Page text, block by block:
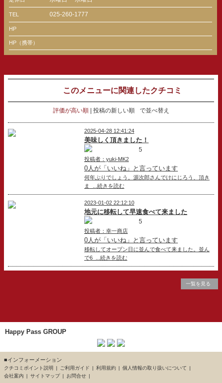
TEL 025-260-1777
HP
HP（携帯）
このメニューに関連したクチコミ
評価が高い順 投稿の新しい順 で並べ替え
2025-04-28 12:41:24
美味しく頂きました！
5
投稿者：yuki-MK2
0人が「いいね」と言っています
何年ぶりでしょう。源次郎さんでけにじろう、頂き
ま ...続きを読む
2023-01-02 22:12:10
地元に移転して早速食べて来ました
5
投稿者：幸一商店
0人が「いいね」と言っています
移転してオープン日に並んで食べて来ました。並ん
で6 ...続きを読む
一覧を見る
Happy Pass GROUP
■インフォーメーション
クチコミポイント説明 ご利用ガイド 利用規約
個人情報の取り扱いについて
会社案内
サイトマップ お問合せ